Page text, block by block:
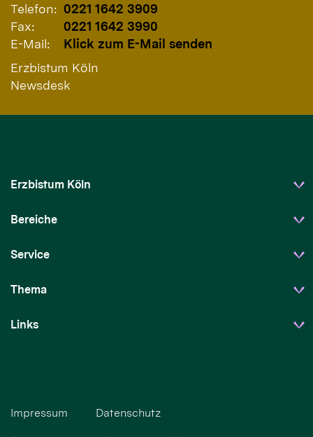
Telefon: 0221 1642 3909
Fax:
0221 1642 3990
E-Mail:
Klick zum E-Mail senden
Erzbistum Köln
Newsdesk
Erzbistum Köln
Bereiche
Service
Thema
Links
Impressum Datenschutz